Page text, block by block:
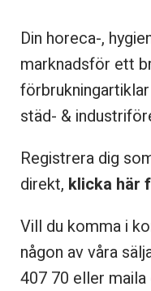
Din horeca-,
marknadsför ett
städ- &
Registrera dig
direkt, klicka här
Vill du komma i
någon av våra
407 70 eller maila